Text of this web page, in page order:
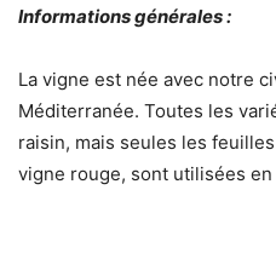
Informations générales :
La vigne est née avec notre
Méditerranée. Toutes les
raisin, mais seules les
vigne rouge, sont utilisées